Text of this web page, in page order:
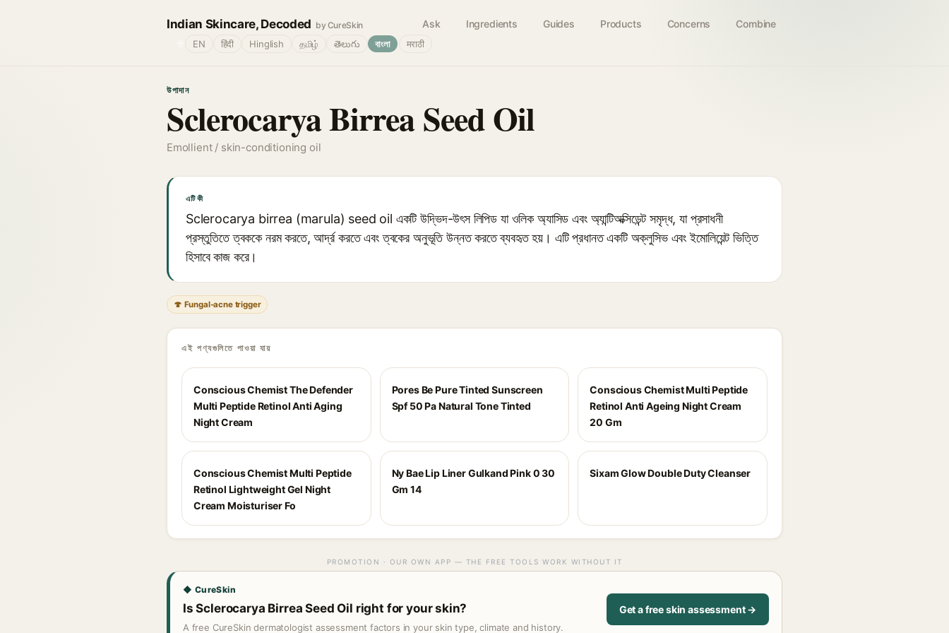
Indian Skincare, Decoded by CureSkin Ask Ingredients Guides Products Concerns Combine
EN हिंदी Hinglish தமிழ் తెలుగు বাংলা मराठी
উপাদান
Sclerocarya Birrea Seed Oil
Emollient / skin-conditioning oil
এটি কী
Sclerocarya birrea (marula) seed oil একটি উদ্ভিদ-উৎস লিপিড যা ওলিক অ্যাসিড এবং অ্যান্টিঅক্সিডেন্ট সমৃদ্ধ, যা প্রসাধনী
প্রস্তুতিতে ত্বককে নরম করতে, আর্দ্র করতে এবং ত্বকের অনুভূতি উন্নত করতে ব্যবহৃত হয়। এটি প্রধানত একটি অক্লুসিভ এবং ইমোলিয়েন্ট ভিত্তি
হিসাবে কাজ করে।
🍄 Fungal-acne trigger
এই পণ্যগুলিতে পাওয়া যায়
Conscious Chemist The Defender
Multi Peptide Retinol Anti Aging
Night Cream
Pores Be Pure Tinted Sunscreen
Spf 50 Pa Natural Tone Tinted
Conscious Chemist Multi Peptide
Retinol Anti Ageing Night Cream
20 Gm
Conscious Chemist Multi Peptide
Retinol Lightweight Gel Night
Cream Moisturiser Fo
Ny Bae Lip Liner Gulkand Pink 0 30
Gm 14
Sixam Glow Double Duty Cleanser
PROMOTION · OUR OWN APP — THE FREE TOOLS WORK WITHOUT IT
◆ CureSkin
Is Sclerocarya Birrea Seed Oil right for your skin?
A free CureSkin dermatologist assessment factors in your skin type, climate and history.
Get a free skin assessment →